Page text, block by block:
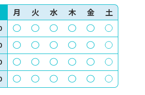
月 火 水 木 金 土